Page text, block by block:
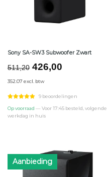
Sony SA-SW3 Subwoofer Zwart
511,20 Oorspronkelijke
prijs
was:
€511,20.
426,00Huidige
€426,00.
352.07 excl. btw
9 beoordelingen
Op voorraad — Voor 17:45 besteld, volgende
werkdag in huis
Aanbieding